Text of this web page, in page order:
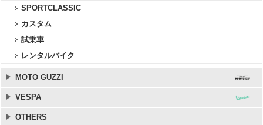
SPORTCLASSIC
カスタム
試乗車
レンタルバイク
MOTO GUZZI
VESPA
OTHERS